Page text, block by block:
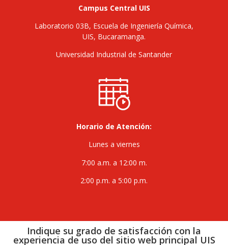
Campus Central UIS
Laboratorio 03B, Escuela de Ingeniería Química,
UIS, Bucaramanga.
Universidad Industrial de Santander
Horario de Atención:
Lunes a viernes
7:00 a.m. a 12:00 m.
2:00 p.m. a 5:00 p.m.
Indique su grado de satisfacción con la
experiencia de uso del sitio web principal UIS